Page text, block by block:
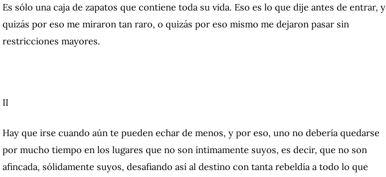
Es sólo una caja de zapatos que contiene toda su vida. Eso es lo que dije antes de entrar, y
quizás por eso me miraron tan raro, o quizás por eso mismo me dejaron pasar sin
restricciones mayores.
II
Hay que irse cuando aún te pueden echar de menos, y por eso, uno no debería quedarse
por mucho tiempo en los lugares que no son íntimamente suyos, es decir, que no son
afincada, sólidamente suyos, desafiando así al destino con tanta rebeldía a todo lo que